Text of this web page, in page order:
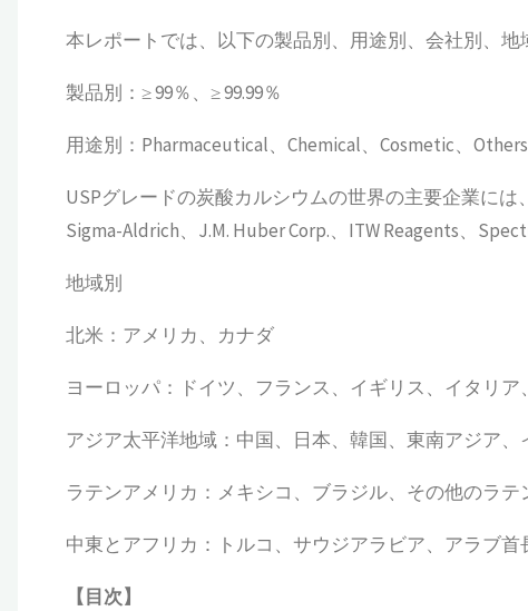
本レポートでは、以下の製品別、用途別、会社別、地
製品別：≥ 99％、≥ 99.99％
用途別：Pharmaceutical、Chemical、Cosmetic、Others
USPグレードの炭酸カルシウムの世界の主要企業には
Sigma-Aldrich、J.M. Huber Corp.、ITW Reagents、
地域別
北米：アメリカ、カナダ
ヨーロッパ：ドイツ、フランス、イギリス、イタリ
アジア太平洋地域：中国、日本、韓国、東南アジア
ラテンアメリカ：メキシコ、ブラジル、その他のラテ
中東とアフリカ：トルコ、サウジアラビア、アラブ
【目次】